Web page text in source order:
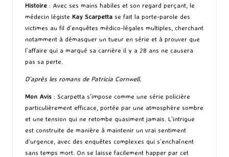
Histoire : Avec ses mains habiles et son regard perçant, le
médecin légiste Kay Scarpetta se fait la porte-parole des
victimes au fil d’enquêtes médico-légales multiples, cherchant
notamment à démasquer un tueur en série et à prouver que
l’affaire qui a marqué sa carrière il y a 28 ans ne causera
pas sa perte.
D’après les romans de Patricia Cornwell.
Mon Avis : Scarpetta s’impose comme une série policière
particulièrement efficace, portée par une atmosphère sombre
et une tension qui ne retombe quasiment jamais. L’intrigue
est construite de manière à maintenir un vrai sentiment
d’urgence, avec des enquêtes complexes qui s’enchaînent
sans temps mort. On se laisse facilement happer par cet